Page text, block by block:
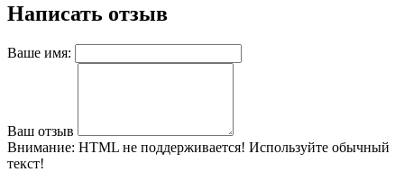
Написать отзыв
Ваше имя:
Ваш отзыв
Внимание: HTML не поддерживается! Используйте обычный
текст!